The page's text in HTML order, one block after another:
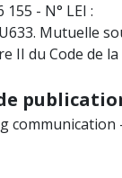
- N° LEI :
Mutuelle
II du Code de
communication